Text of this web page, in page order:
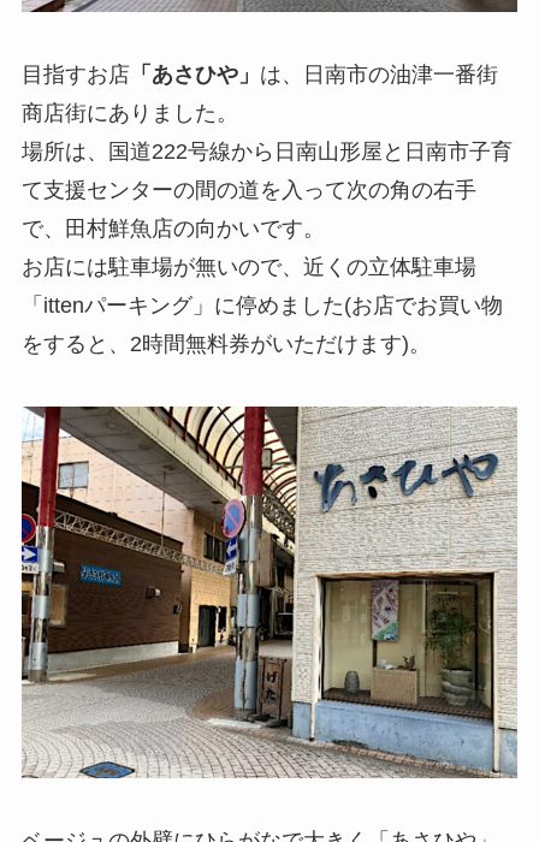
目指すお店「あさひや」 は、日南市の油津一番街
商店街にありました。
場所は、国道222号線から日南山形屋と日南市子育
て支援センターの間の道を入って次の角の右手
で、田村鮮魚店の向かいです。
お店には駐車場が無いので、近くの立体駐車場
「ittenパーキング」に停めました(お店でお買い物
をすると、2時間無料券がいただけます)。